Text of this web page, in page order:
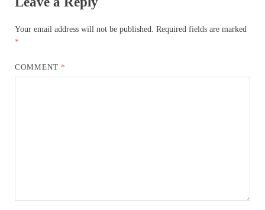
Your email address will not be published. Required fields are marked
*
COMMENT*